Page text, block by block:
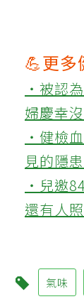
💪更多
‧被認
婦慶幸
‧健檢
見的隱
‧兒邀
還有人
氣味